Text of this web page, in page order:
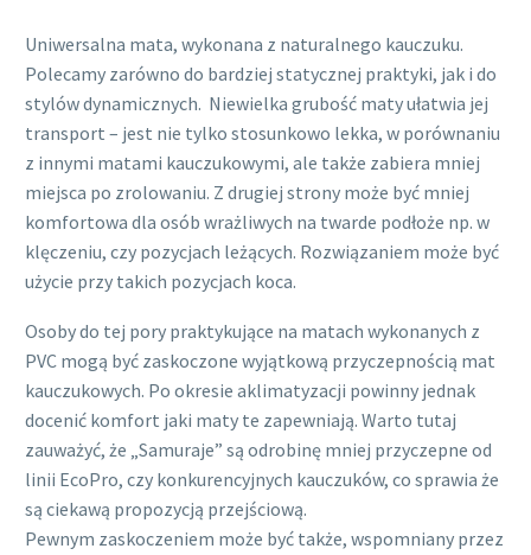
Uniwersalna mata, wykonana z naturalnego kauczuku.
Polecamy zarówno do bardziej statycznej praktyki, jak i do
stylów dynamicznych. Niewielka grubość maty ułatwia jej
transport – jest nie tylko stosunkowo lekka, w porównaniu
z innymi matami kauczukowymi, ale także zabiera mniej
miejsca po zrolowaniu. Z drugiej strony może być mniej
komfortowa dla osób wrażliwych na twarde podłoże np. w
klęczeniu, czy pozycjach leżących. Rozwiązaniem może być
użycie przy takich pozycjach koca.
Osoby do tej pory praktykujące na matach wykonanych z
PVC mogą być zaskoczone wyjątkową przyczepnością mat
kauczukowych. Po okresie aklimatyzacji powinny jednak
docenić komfort jaki maty te zapewniają. Warto tutaj
zauważyć, że „Samuraje” są odrobinę mniej przyczepne od
linii EcoPro, czy konkurencyjnych kauczuków, co sprawia że
są ciekawą propozycją przejściową.
Pewnym zaskoczeniem może być także, wspomniany przez